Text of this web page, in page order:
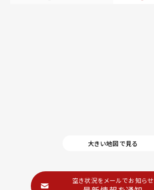
大きい地図で見る
空き状況をメールでお知らせ